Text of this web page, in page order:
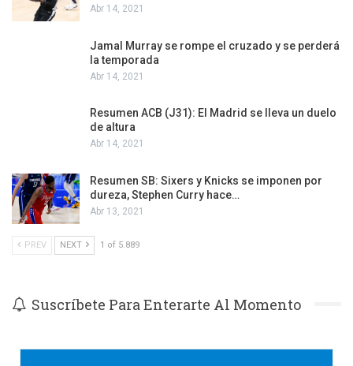
Abr 14, 2021
Jamal Murray se rompe el cruzado y se perderá
la temporada
Abr 14, 2021
Resumen ACB (J31): El Madrid se lleva un duelo
de altura
Abr 14, 2021
Resumen SB: Sixers y Knicks se imponen por
dureza, Stephen Curry hace…
Abr 13, 2021
PREV NEXT 1 of 5.889
Suscríbete Para Enterarte Al Momento